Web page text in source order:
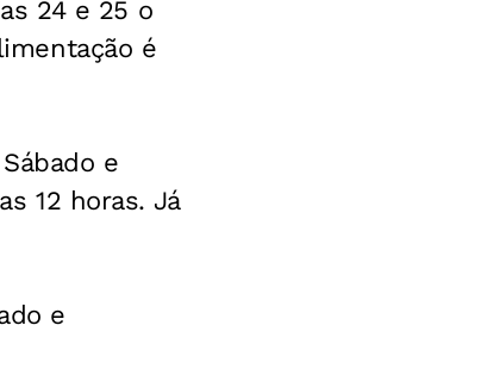
24 e 25 o
é
e
12 horas. Já
e